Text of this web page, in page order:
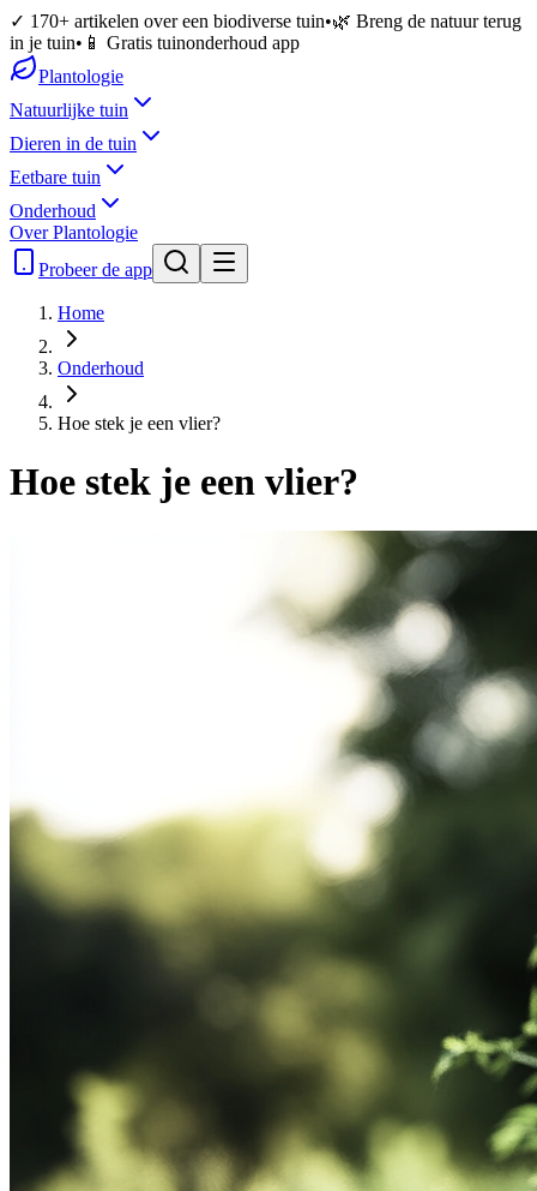
✓ 170+ artikelen over een biodiverse tuin•🌿 Breng de natuur terug
in je tuin• 📱 Gratis tuinonderhoud app
Plantologie
Natuurlijke tuin
Dieren in de tuin
Eetbare tuin
Onderhoud
Over Plantologie
Probeer de app
Home
Onderhoud
Hoe stek je een vlier?
Hoe stek je een vlier?